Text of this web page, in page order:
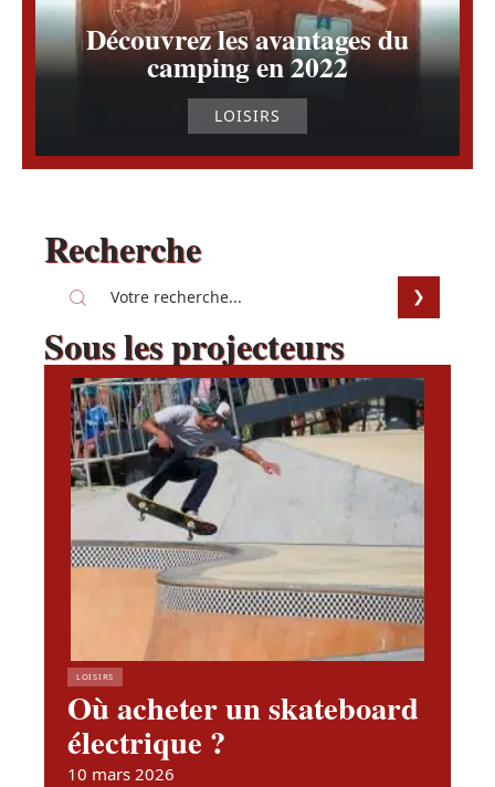
Découvrez les avantages du
camping en 2022
LOISIRS
Recherche
Sous les projecteurs
LOISIRS
Où acheter un skateboard
électrique ?
10 mars 2026